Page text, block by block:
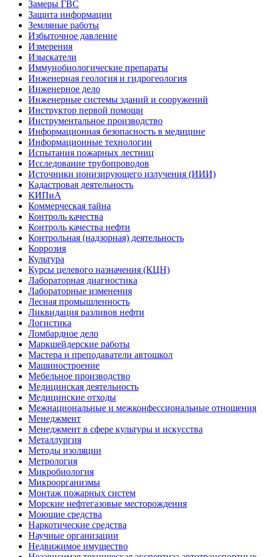
Замеры ГВС
Защита информации
Земляные работы
Избыточное давление
Измерения
Изыскатели
Иммунобиологические препараты
Инженерная геология и гидрогеология
Инженерное дело
Инженерные системы зданий и сооружений
Инструктор первой помощи
Инструментальное производство
Информационная безопасность в медицине
Информационные технологии
Испытания пожарных лестниц
Исследование трубопроводов
Источники ионизирующего излучения (ИИИ)
Кадастровая деятельность
КИПиА
Коммерческая тайна
Контроль качества
Контроль качества нефти
Контрольная (надзорная) деятельность
Коррозия
Культура
Курсы целевого назначения (КЦН)
Лабораторная диагностика
Лабораторные изменения
Лесная промышленность
Ликвидация разливов нефти
Логистика
Ломбардное дело
Маркшейдерские работы
Мастера и преподаватели автошкол
Машиностроение
Мебельное производство
Медицинская деятельность
Медицинские отходы
Межнациональные и межконфессиональные отношения
Менеджмент
Менеджмент в сфере культуры и искусства
Металлургия
Методы изоляции
Метрология
Микробиология
Микроорганизмы
Монтаж пожарных систем
Морские нефтегазовые месторождения
Моющие средства
Наркотические средства
Научные организации
Недвижимое имущество